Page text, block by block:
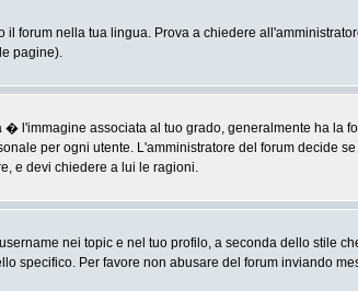
forum nella tua lingua. Prova a chiedere
pagine).
l'immagine associata al tuo grado, generalmente ha la
per ogni utente. L'amministratore del forum decide
e devi chiedere a lui le ragioni.
nei topic e nel tuo profilo, a seconda dello stile
specifico. Per favore non abusare del forum inviando